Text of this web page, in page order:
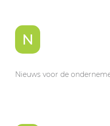
N
Nieuws voor de